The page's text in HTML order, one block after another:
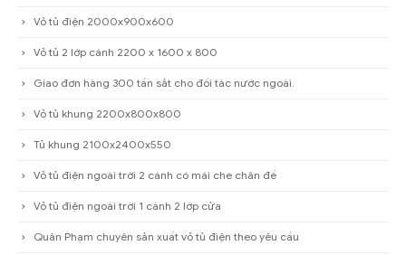
Vỏ tủ điện 2000x900x600
Vỏ tủ 2 lớp cánh 2200 x 1600 x 800
Giao đơn hàng 300 tấn sắt cho đối tác nước ngoài.
Vỏ tủ khung 2200x800x800
Tủ khung 2100x2400x550
Vỏ tủ điện ngoài trời 2 cánh có mái che chân đế
Vỏ tủ điện ngoài trời 1 cánh 2 lớp cửa
Quân Phạm chuyên sản xuất vỏ tủ điện theo yêu cầu